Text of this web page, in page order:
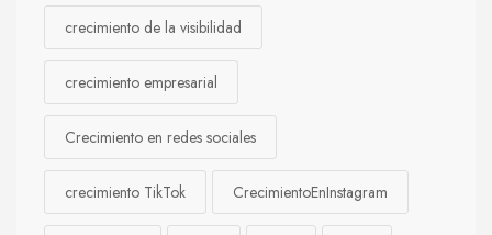
crecimiento de la visibilidad
crecimiento empresarial
Crecimiento en redes sociales
crecimiento TikTok CrecimientoEnInstagram